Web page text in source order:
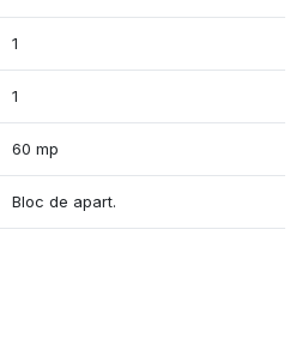
1
1
60 mp
Bloc de apart.